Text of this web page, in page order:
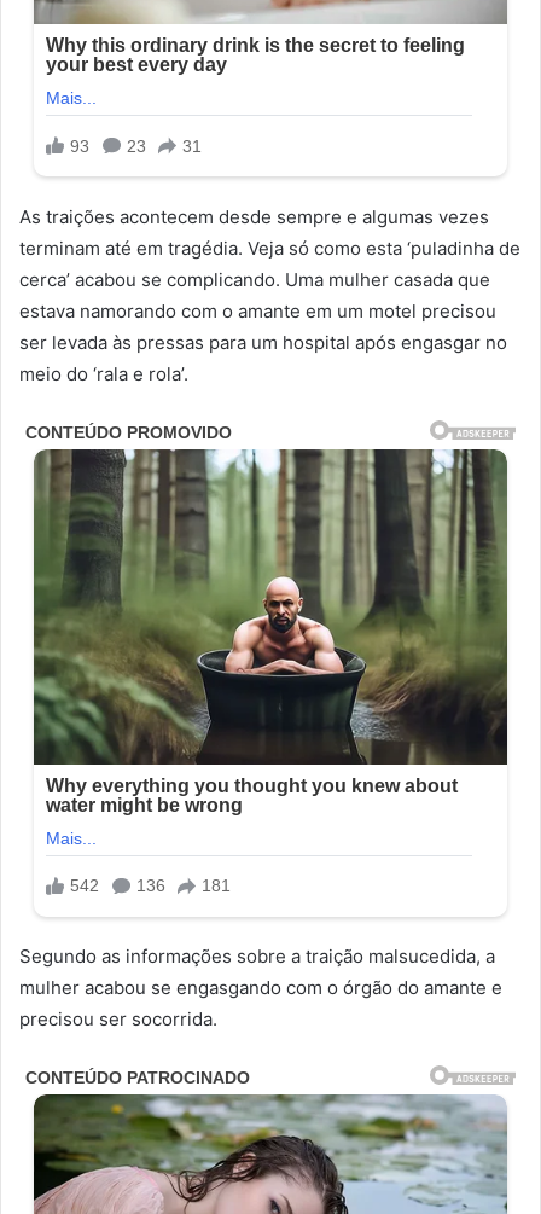
As traições acontecem desde sempre e algumas vezes
terminam até em tragédia. Veja só como esta ‘puladinha de
cerca’ acabou se complicando. Uma mulher casada que
estava namorando com o amante em um motel precisou
ser levada às pressas para um hospital após engasgar no
meio do ‘rala e rola’.
Segundo as informações sobre a traição malsucedida, a
mulher acabou se engasgando com o órgão do amante e
precisou ser socorrida.